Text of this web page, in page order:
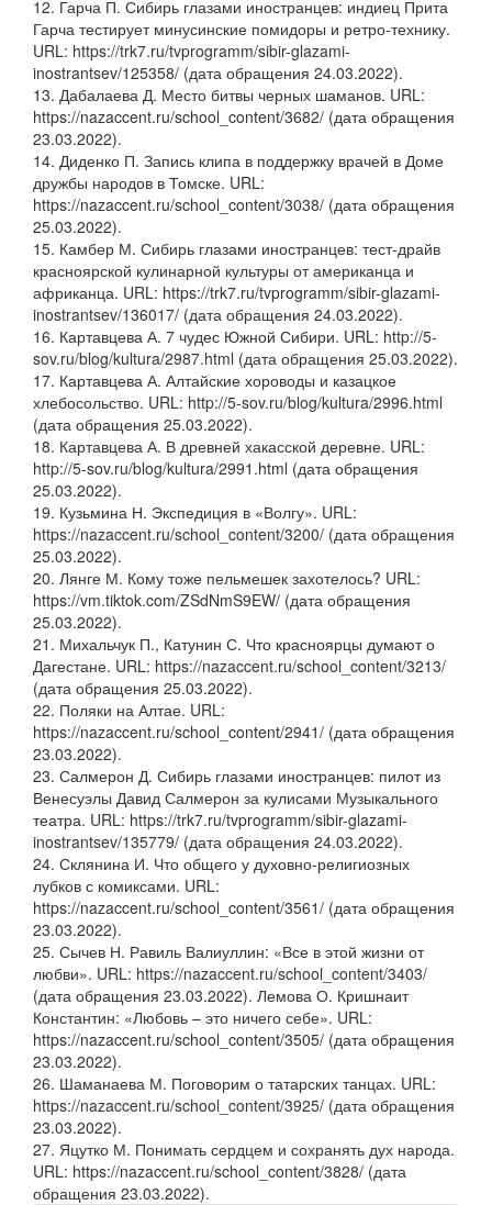
12. Гарча П. Сибирь глазами иностранцев: индиец Прита
Гарча тестирует минусинские помидоры и ретро-технику.
URL: https://trk7.ru/tvprogramm/sibir-glazami-
inostrantsev/125358/ (дата обращения 24.03.2022).
13. Дабалаева Д. Место битвы черных шаманов. URL:
https://nazaccent.ru/school_content/3682/ (дата обращения
23.03.2022).
14. Диденко П. Запись клипа в поддержку врачей в Доме
дружбы народов в Томске. URL:
https://nazaccent.ru/school_content/3038/ (дата обращения
25.03.2022).
15. Камбер М. Сибирь глазами иностранцев: тест-драйв
красноярской кулинарной культуры от американца и
африканца. URL: https://trk7.ru/tvprogramm/sibir-glazami-
inostrantsev/136017/ (дата обращения 24.03.2022).
16. Картавцева А. 7 чудес Южной Сибири. URL: http://5-
sov.ru/blog/kultura/2987.html (дата обращения 25.03.2022).
17. Картавцева А. Алтайские хороводы и казацкое
хлебосольство. URL: http://5-sov.ru/blog/kultura/2996.html
(дата обращения 25.03.2022).
18. Картавцева А. В древней хакасской деревне. URL:
http://5-sov.ru/blog/kultura/2991.html (дата обращения
25.03.2022).
19. Кузьмина Н. Экспедиция в «Волгу». URL:
https://nazaccent.ru/school_content/3200/ (дата обращения
25.03.2022).
20. Лянге М. Кому тоже пельмешек захотелось? URL:
https://vm.tiktok.com/ZSdNmS9EW/ (дата обращения
25.03.2022).
21. Михальчук П., Катунин С. Что красноярцы думают о
Дагестане. URL: https://nazaccent.ru/school_content/3213/
(дата обращения 25.03.2022).
22. Поляки на Алтае. URL:
https://nazaccent.ru/school_content/2941/ (дата обращения
23.03.2022).
23. Салмерон Д. Сибирь глазами иностранцев: пилот из
Венесуэлы Давид Салмерон за кулисами Музыкального
театра. URL: https://trk7.ru/tvprogramm/sibir-glazami-
inostrantsev/135779/ (дата обращения 24.03.2022).
24. Склянина И. Что общего у духовно-религиозных
лубков с комиксами. URL:
https://nazaccent.ru/school_content/3561/ (дата обращения
23.03.2022).
25. Сычев Н. Равиль Валиуллин: «Все в этой жизни от
любви». URL: https://nazaccent.ru/school_content/3403/
(дата обращения 23.03.2022). Лемова О. Кришнаит
Константин: «Любовь – это ничего себе». URL:
https://nazaccent.ru/school_content/3505/ (дата обращения
23.03.2022).
26. Шаманаева М. Поговорим о татарских танцах. URL:
https://nazaccent.ru/school_content/3925/ (дата обращения
23.03.2022).
27. Яцутко М. Понимать сердцем и сохранять дух народа.
URL: https://nazaccent.ru/school_content/3828/ (дата
обращения 23.03.2022).